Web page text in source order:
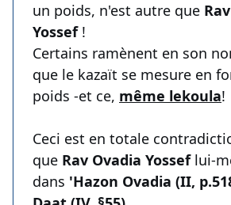
un poids, n'est autre que
Yossef!
Certains ramènent en son
que le kazaït se mesure en
poids -et ce, même lekoula!
Ceci est en totale
que Rav Ovadia Yossef lui-
dans 'Hazon Ovadia (II,